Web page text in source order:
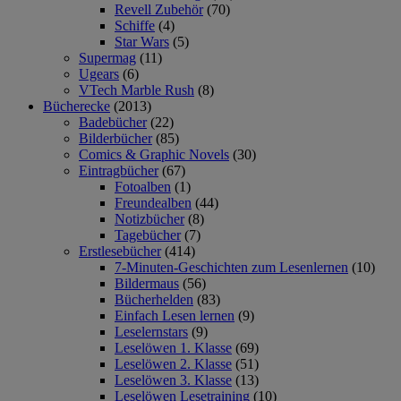
Revell Zubehör (70)
Schiffe (4)
Star Wars (5)
Supermag (11)
Ugears (6)
VTech Marble Rush (8)
Bücherecke (2013)
Badebücher (22)
Bilderbücher (85)
Comics & Graphic Novels (30)
Eintragbücher (67)
Fotoalben (1)
Freundealben (44)
Notizbücher (8)
Tagebücher (7)
Erstlesebücher (414)
7-Minuten-Geschichten zum Lesenlernen (10)
Bildermaus (56)
Bücherhelden (83)
Einfach Lesen lernen (9)
Leselernstars (9)
Leselöwen 1. Klasse (69)
Leselöwen 2. Klasse (51)
Leselöwen 3. Klasse (13)
Leselöwen Lesetraining (10)